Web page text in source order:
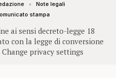
ai sensi decreto-legge 18
con la legge di conversione
Change privacy settings
Note legali
stampa